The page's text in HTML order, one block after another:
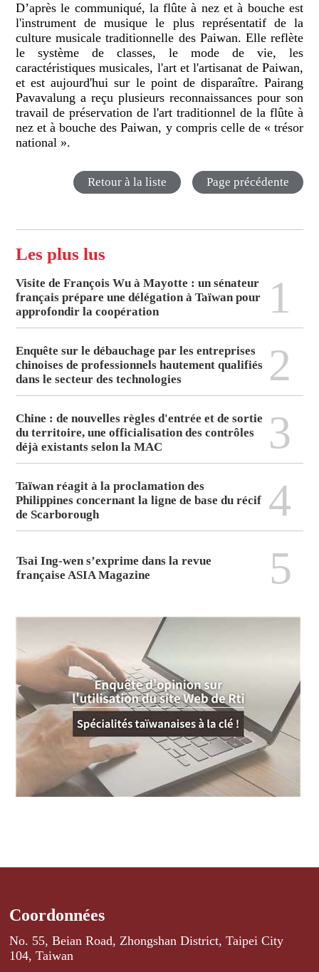
D’après le communiqué, la flûte à nez et à bouche est
l'instrument de musique le plus représentatif de la
culture musicale traditionnelle des Paiwan. Elle reflète
le système de classes, le mode de vie, les
caractéristiques musicales, l'art et l'artisanat de Paiwan,
et est aujourd'hui sur le point de disparaître. Pairang
Pavavalung a reçu plusieurs reconnaissances pour son
travail de préservation de l'art traditionnel de la flûte à
nez et à bouche des Paiwan, y compris celle de « trésor
national ».
Retour à la liste Page précédente
Les plus lus
Visite de François Wu à Mayotte : un sénateur
français prépare une délégation à Taïwan pour
approfondir la coopération
1
Enquête sur le débauchage par les entreprises
chinoises de professionnels hautement qualifiés
dans le secteur des technologies
2
Chine : de nouvelles règles d'entrée et de sortie
du territoire, une officialisation des contrôles
déjà existants selon la MAC
3
Taïwan réagit à la proclamation des
Philippines concernant la ligne de base du récif
de Scarborough
4
Tsai Ing-wen s’exprime dans la revue
française ASIA Magazine
5
Coordonnées
No. 55, Beian Road, Zhongshan District, Taipei City
104, Taiwan